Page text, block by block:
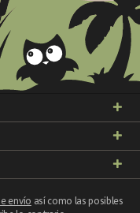
envío así como las posibles